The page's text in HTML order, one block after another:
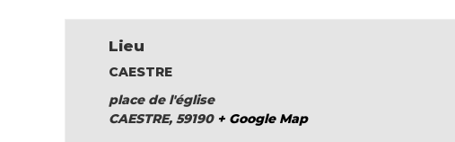
Lieu
CAESTRE
place de l'église
CAESTRE, 59190 + Google Map